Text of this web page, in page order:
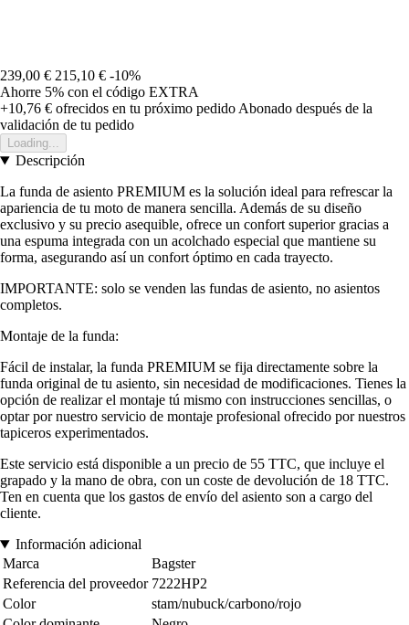
239,00 € 215,10 € -10%
Ahorre 5% con el código EXTRA
+10,76 € ofrecidos en tu próximo pedido Abonado después de la
validación de tu pedido
Loading...
Descripción
La funda de asiento PREMIUM es la solución ideal para refrescar la
apariencia de tu moto de manera sencilla. Además de su diseño
exclusivo y su precio asequible, ofrece un confort superior gracias a
una espuma integrada con un acolchado especial que mantiene su
forma, asegurando así un confort óptimo en cada trayecto.
IMPORTANTE: solo se venden las fundas de asiento, no asientos
completos.
Montaje de la funda:
Fácil de instalar, la funda PREMIUM se fija directamente sobre la
funda original de tu asiento, sin necesidad de modificaciones. Tienes la
opción de realizar el montaje tú mismo con instrucciones sencillas, o
optar por nuestro servicio de montaje profesional ofrecido por nuestros
tapiceros experimentados.
Este servicio está disponible a un precio de 55 TTC, que incluye el
grapado y la mano de obra, con un coste de devolución de 18 TTC.
Ten en cuenta que los gastos de envío del asiento son a cargo del
cliente.
Información adicional
Marca
Bagster
Referencia del proveedor 7222HP2
Color
stam/nubuck/carbono/rojo